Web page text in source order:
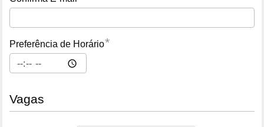
Preferência de Horário*
Vagas